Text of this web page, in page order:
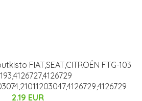
FIAT,SEAT,CITROËN FTG-103
2.19 EUR